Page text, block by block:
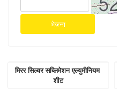
भेजना
मिरर सिल्वर सब्लिमेशन एल्युमीनियम
शीट